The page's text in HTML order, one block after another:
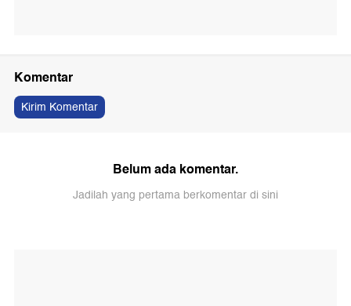
Komentar
Kirim Komentar
Belum ada komentar.
Jadilah yang pertama berkomentar di sini